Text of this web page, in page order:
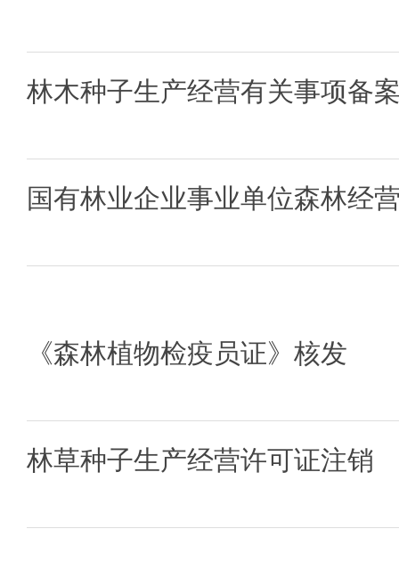
林木种子生产经营有关事项备
国有林业企业事业单位森林经
《森林植物检疫员证》核发
林草种子生产经营许可证注销